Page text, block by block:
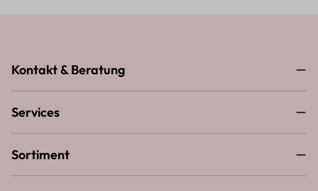
Kontakt & Beratung
Services
Sortiment